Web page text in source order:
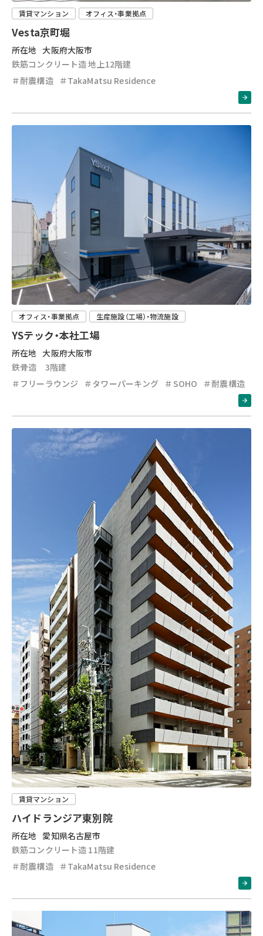
賃貸マンション オフィス・事業拠点
Vesta京町堀
所在地 大阪府大阪市
鉄筋コンクリート造 地上12階建
＃耐震構造
＃TakaMatsu Residence
オフィス・事業拠点 生産施設（工場）・物流施設
YSテック・本社工場
所在地 大阪府大阪市
鉄骨造 3階建
＃フリーラウンジ
＃タワーパーキング ＃SOHO ＃耐震構造
賃貸マンション
ハイドランジア東別院
所在地 愛知県名古屋市
鉄筋コンクリート造 11階建
＃耐震構造
＃TakaMatsu Residence